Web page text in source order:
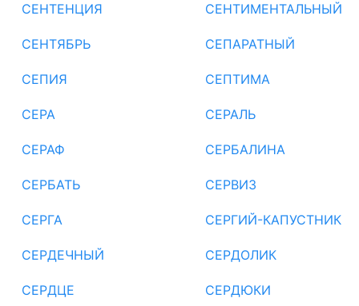
СЕНТЕНЦИЯ СЕНТИМЕНТАЛЬНЫЙ
СЕНТЯБРЬ СЕПАРАТНЫЙ
СЕПИЯ СЕПТИМА
СЕРА СЕРАЛЬ
СЕРАФ СЕРБАЛИНА
СЕРБАТЬ СЕРВИЗ
СЕРГА СЕРГИЙ-КАПУСТНИК
СЕРДЕЧНЫЙ СЕРДОЛИК
СЕРДЦЕ СЕРДЮКИ